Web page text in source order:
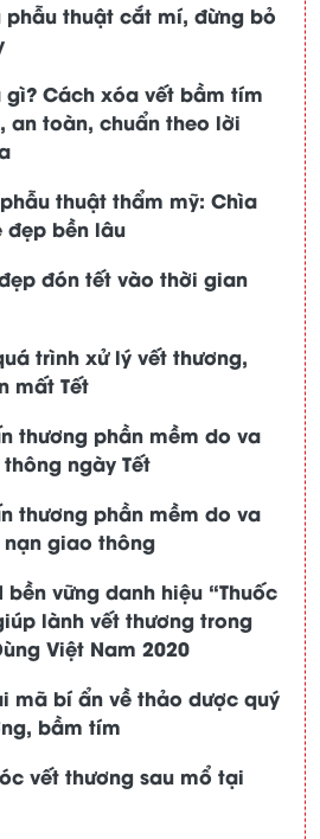
phẫu thuật cắt mí, đừng bỏ
Cách xóa vết bầm tím
an toàn, chuẩn theo lời
thuật thẩm mỹ: Chìa
đẹp bền lâu
đón tết vào thời gian
trình xử lý vết thương,
mất Tết
thương phần mềm do va
ngày Tết
thương phần mềm do va
giao thông
bền vững danh hiệu “Thuốc
lành vết thương trong
Việt Nam 2020
mã bí ẩn về thảo dược quý
bầm tím
vết thương sau mổ tại